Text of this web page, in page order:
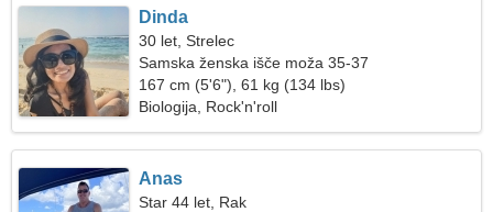
Dinda
30 let, Strelec
Samska ženska išče moža 35-37
167 cm (5'6"), 61 kg (134 lbs)
Biologija, Rock'n'roll
Anas
Star 44 let, Rak